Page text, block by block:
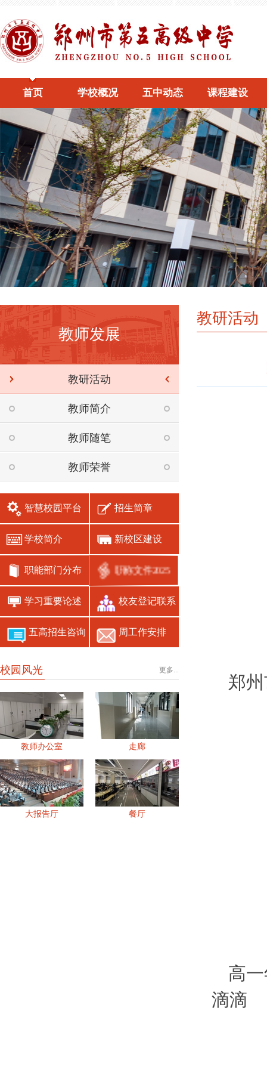
首页 学校概况 五中动态 课程建设
教师发展
教研活动
教师简介
教师随笔
教师荣誉
智慧校园平台 招生简章
学校简介 新校区建设
职能部门分布 职称文件2025
学习重要论述 校友登记联系
五高招生咨询 周工作安排
更多...
校园风光
教师办公室 走廊
大报告厅 餐厅
教研活动
郑
高
滴滴